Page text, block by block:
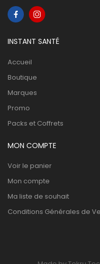
INSTANT SANTÉ
Accueil
Boutique
Marques
Promo
Packs et Coffrets
MON COMPTE
Voir le panier
Mon compte
Ma liste de souhait
Conditions Générales de